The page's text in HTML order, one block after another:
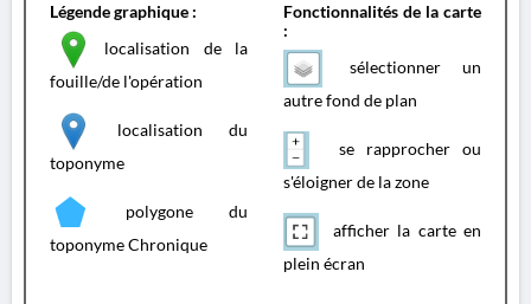
Légende graphique :
localisation de la
fouille/de l'opération
localisation du
toponyme
polygone du
toponyme Chronique
Fonctionnalités de la carte
:
sélectionner un
autre fond de plan
se rapprocher ou
s'éloigner de la zone
afficher la carte en
plein écran